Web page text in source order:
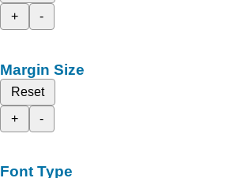
+
-
Margin Size
Reset
+
-
Font Type